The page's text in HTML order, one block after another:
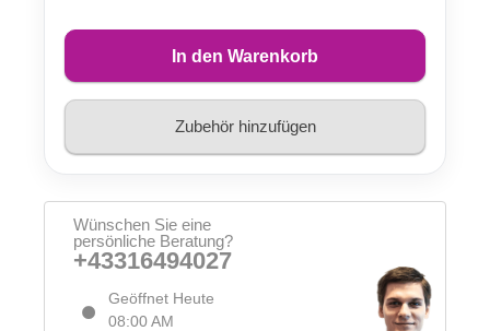
In den Warenkorb
Zubehör hinzufügen
Wünschen Sie eine
persönliche Beratung?
+43316494027
Geöffnet Heute
08:00 AM